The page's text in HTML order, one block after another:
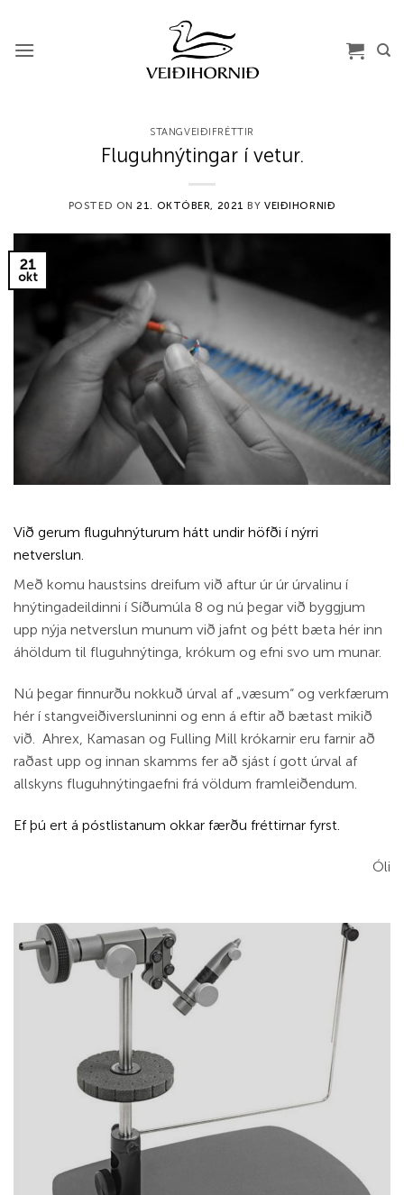
content
STANGVEIÐIFRÉTTIR
Fluguhnýtingar í vetur.
POSTED ON 21. OKTÓBER, 2021 BYVEIÐIHORNIÐ
21
okt
Við gerum fluguhnýturum hátt undir höfði í nýrri
netverslun.
Með komu haustsins dreifum við aftur úr úr úrvalinu í
hnýtingadeildinni í Síðumúla 8 og nú þegar við byggjum
upp nýja netverslun munum við jafnt og þétt bæta hér inn
áhöldum til fluguhnýtinga, krókum og efni svo um munar.
Nú þegar finnurðu nokkuð úrval af „væsum“ og verkfærum
hér í stangveiðiversluninni og enn á eftir að bætast mikið
við. Ahrex, Kamasan og Fulling Mill krókarnir eru farnir að
raðast upp og innan skamms fer að sjást í gott úrval af
allskyns fluguhnýtingaefni frá völdum framleiðendum.
Ef þú ert á póstlistanum okkar færðu fréttirnar fyrst.
Óli